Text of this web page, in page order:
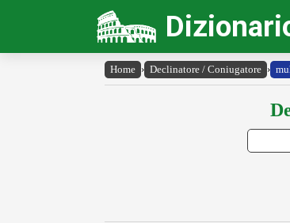
Home › Declinatore / Coniugatore ›